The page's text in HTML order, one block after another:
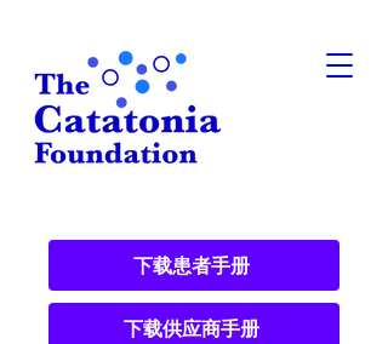
下载患者手册
下载供应商手册